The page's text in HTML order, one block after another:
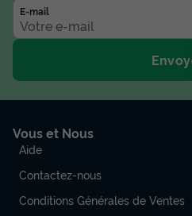
E-mail
Vous et Nous
Aide
Contactez-nous
Conditions Générales de Ventes